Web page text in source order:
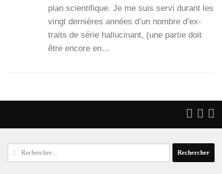
plan scien­ti­fique. Je me suis ser­vi durant les
vingt der­nières années d’un nombre d’ex­
traits de série hal­lu­ci­nant, (une par­tie doit
être encore en…
Rechercher :